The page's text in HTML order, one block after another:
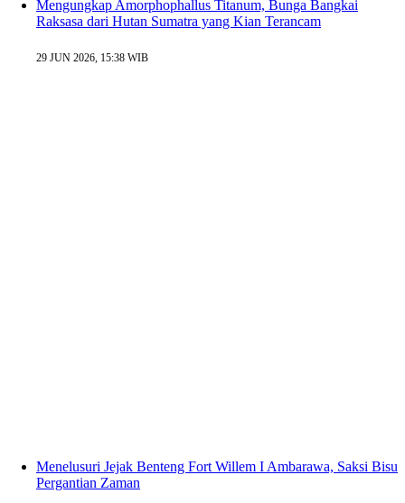
Mengungkap Amorphophallus Titanum, Bunga Bangkai
Raksasa dari Hutan Sumatra yang Kian Terancam
29 JUN 2026, 15:38 WIB
Menelusuri Jejak Benteng Fort Willem I Ambarawa, Saksi Bisu
Pergantian Zaman